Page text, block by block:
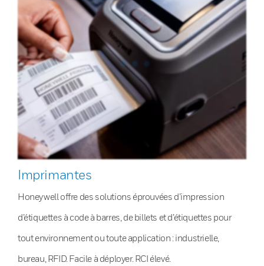
Imprimantes
Honeywell offre des solutions éprouvées d’impression
d’étiquettes à code à barres, de billets et d’étiquettes pour
tout environnement ou toute application : industrielle,
bureau, RFID. Facile à déployer. RCI élevé.